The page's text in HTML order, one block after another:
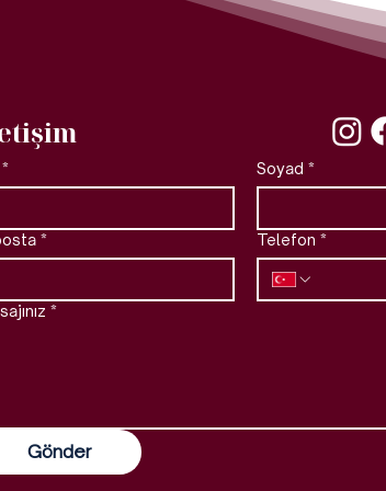
* Soyad *
* Telefon *
*
Gönder